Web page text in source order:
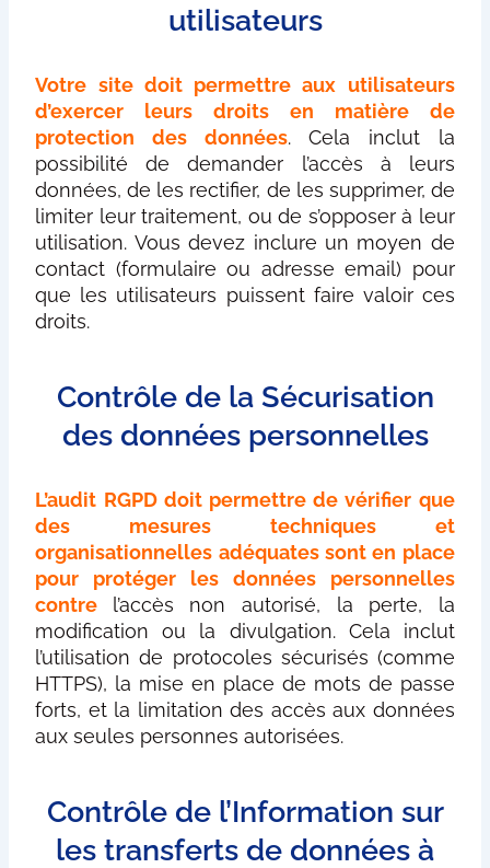
utilisateurs
Votre site doit permettre aux utilisateurs
d’exercer leurs droits en matière de
protection des données. Cela inclut la
possibilité de demander l’accès à leurs
données, de les rectifier, de les supprimer, de
limiter leur traitement, ou de s’opposer à leur
utilisation. Vous devez inclure un moyen de
contact (formulaire ou adresse email) pour
que les utilisateurs puissent faire valoir ces
droits.
Contrôle de la Sécurisation
des données personnelles
L’audit RGPD doit permettre de vérifier que
des mesures techniques et
organisationnelles adéquates sont en place
pour protéger les données personnelles
contre
l’accès non autorisé, la perte, la
modification ou la divulgation. Cela inclut
l’utilisation de protocoles sécurisés (comme
HTTPS), la mise en place de mots de passe
forts, et la limitation des accès aux données
aux seules personnes autorisées.
Contrôle de l’Information sur
les transferts de données à